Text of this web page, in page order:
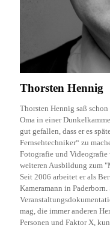
Thorsten Hennig
Thorsten Hennig saß
Oma in einer
gut gefallen, dass er es
Fernsehtechniker“ zu
Fotografie und
weiteren Ausbildung zum
Seit 2006 arbeitet er als
Kameramann in
mag, die immer anderen
Personen und Faktor X,